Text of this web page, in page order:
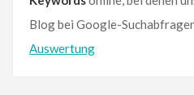
Blog bei Google-
Auswertung